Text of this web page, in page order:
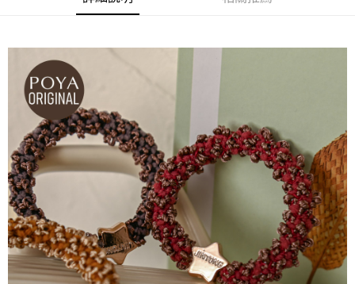
１．透過由恩沛科技股份有限公司提供之「AFTEE先享後付」服務完成之交
易，需依本服務之必要範圍內提供個人資料，並將交易相關給付款項請求債
權轉讓予恩沛科技股份有限公司。
２．關於個人資料處理事宜，請瀏覽以下網址：
https://aftee.tw/terms/#terms3
３．未成年的使用者請事先徵得法定代理人或監護人之同意方可使用
「AFTEE先享後付」，若未經同意申辦者引起之損失，本公司不負相關責
任。
４．使用「AFTEE先享後付」時，將依據個別帳號之用戶狀況，依本公司即
時審查核予不同之上限額度；若仍有額度不足之情形，本公司將視審查結果
請求用戶進行身份認證。
５．嚴禁一人註冊多個帳號或使用他人資訊註冊。若發現惡意使用之情形，
恩沛科技股份有限公司將有權停止該用戶之使用額度並採取法律行動。
每筆NT$65，滿NT$490(含以上)免運費
付款後7-11取貨
每筆NT$65，滿NT$490(含以上)免運費
宅配(本島)
每筆NT$100，滿NT$790(含以上)免運費
付款後寶雅門市自取(由倉庫統一出貨)
每筆NT$80，滿NT$290(含以上)免運費